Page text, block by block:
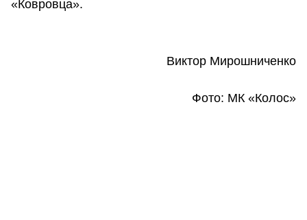
«Ковровца».
Виктор Мирошниченко
Фото: МК «Колос»